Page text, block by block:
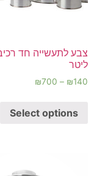
ליטר
₪140
–
₪700
Select options